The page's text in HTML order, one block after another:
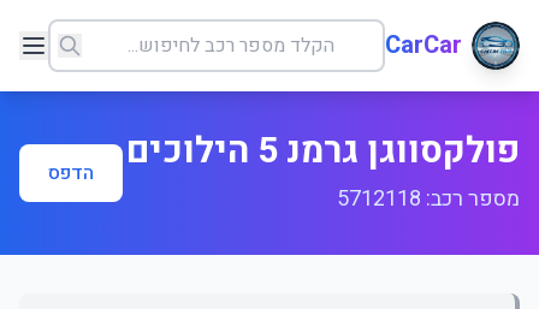
CarCar
פולקסווגן גרמנ 5 הילוכים
מספר רכב: 5712118
הדפס